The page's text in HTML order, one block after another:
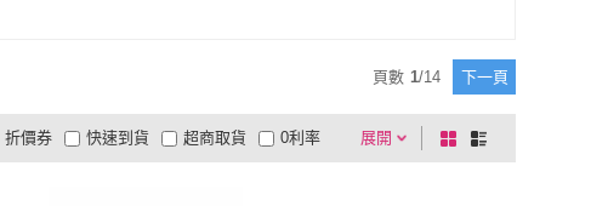
頁數 1/14 下一頁
展開
折價券
有影片
商品有量 電視購物
快速到貨 超商取貨 0利率
棋
盤
列